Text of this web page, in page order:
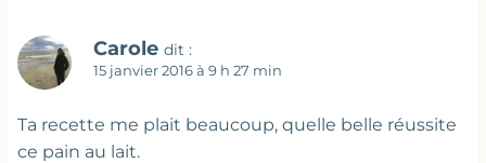
Carole dit :
15 janvier 2016 à 9 h 27 min
Ta recette me plait beaucoup, quelle belle réussite
ce pain au lait.